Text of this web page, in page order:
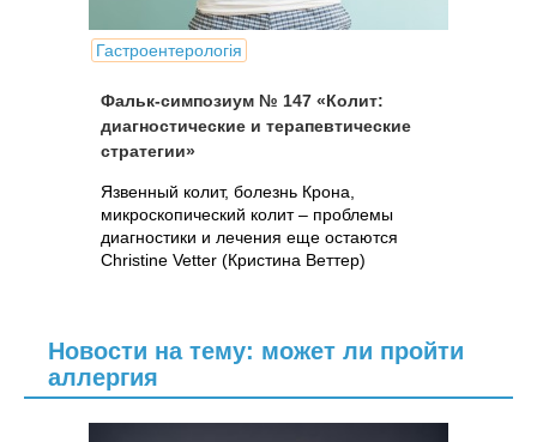
Гастроентерологія
Фальк-симпозиум № 147 «Колит:
диагностические и терапевтические
стратегии»
Язвенный колит, болезнь Крона,
микроскопический колит – проблемы
диагностики и лечения еще остаются
Christine Vetter (Кристина Веттер)
Новости на тему: может ли пройти
аллергия